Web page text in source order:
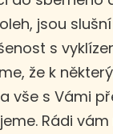
jsou
s
že k
vše s Vámi
Rádi